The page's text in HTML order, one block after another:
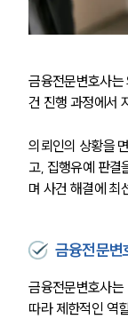
금융전문변호사는
건 진행 과정에서
의뢰인의 상황을
고, 집행유예 판결
며 사건 해결에 최
금융전문변
금융전문변호사
따라 제한적인 역